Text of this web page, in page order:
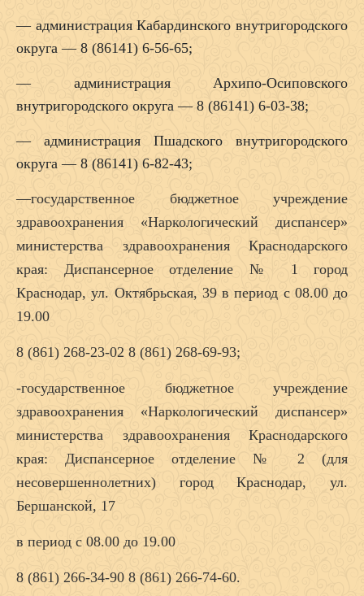
— администрация Кабардинского внутригородского
округа — 8 (86141) 6-56-65;
— администрация Архипо-Осиповского
внутригородского округа — 8 (86141) 6-03-38;
— администрация Пшадского внутригородского
округа — 8 (86141) 6-82-43;
—государственное бюджетное учреждение
здравоохранения «Наркологический диспансер»
министерства здравоохранения Краснодарского
края: Диспансерное отделение № 1 город
Краснодар, ул. Октябрьская, 39 в период с 08.00 до
19.00
8 (861) 268-23-02 8 (861) 268-69-93;
-государственное бюджетное учреждение
здравоохранения «Наркологический диспансер»
министерства здравоохранения Краснодарского
края: Диспансерное отделение № 2 (для
несовершеннолетних) город Краснодар, ул.
Бершанской, 17
в период с 08.00 до 19.00
8 (861) 266-34-90 8 (861) 266-74-60.